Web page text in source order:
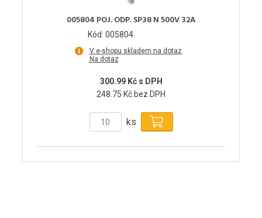
005804 POJ. ODP. SP38 N 500V 32A
Kód: 005804
V e-shopu skladem na dotaz
Na dotaz
300.99 Kč s DPH
248.75 Kč bez DPH
ks